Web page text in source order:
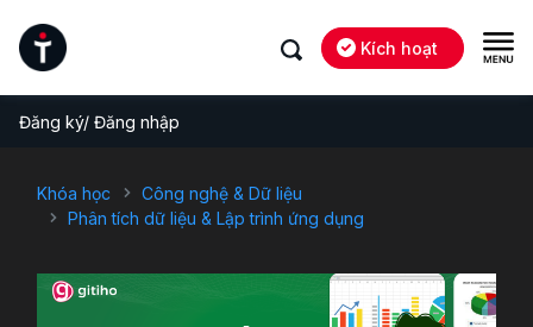
Kích hoạt
Đăng ký/ Đăng nhập
Khóa học
Công nghệ & Dữ liệu
Phân tích dữ liệu & Lập trình ứng dụng